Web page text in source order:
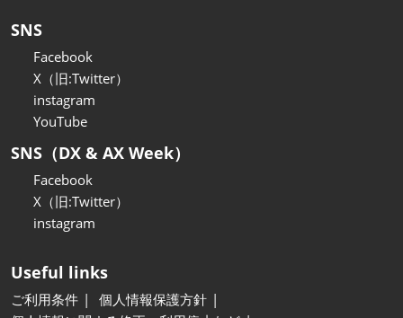
SNS
Facebook
X（旧:Twitter）
instagram
YouTube
SNS（DX & AX Week）
Facebook
X（旧:Twitter）
instagram
Useful links
ご利用条件
個人情報保護方針